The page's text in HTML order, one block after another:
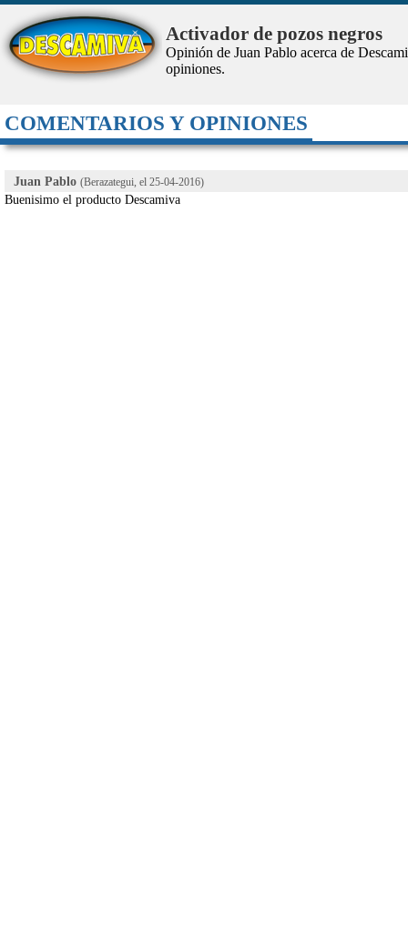
COMENTARIOS Y OPINIONES
Activador de pozos negros
Opinión de Juan Pablo acerca de
opiniones.
Juan Pablo (Berazategui, el 25-04-2016)
Buenisimo el producto Descamiva